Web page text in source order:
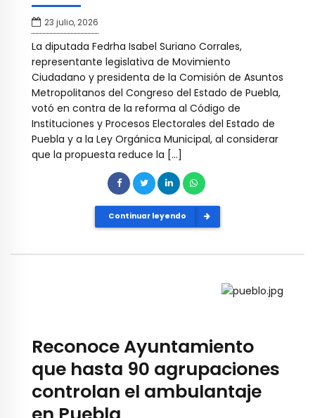
23 julio, 2026
La diputada Fedrha Isabel Suriano Corrales,
representante legislativa de Movimiento
Ciudadano y presidenta de la Comisión de Asuntos
Metropolitanos del Congreso del Estado de Puebla,
votó en contra de la reforma al Código de
Instituciones y Procesos Electorales del Estado de
Puebla y a la Ley Orgánica Municipal, al considerar
que la propuesta reduce la […]
Continuar leyendo
Reconoce Ayuntamiento
que hasta 90 agrupaciones
controlan el ambulantaje